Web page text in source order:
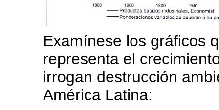
Examínese los gráficos
representa el
irrogan destrucción
América Latina: